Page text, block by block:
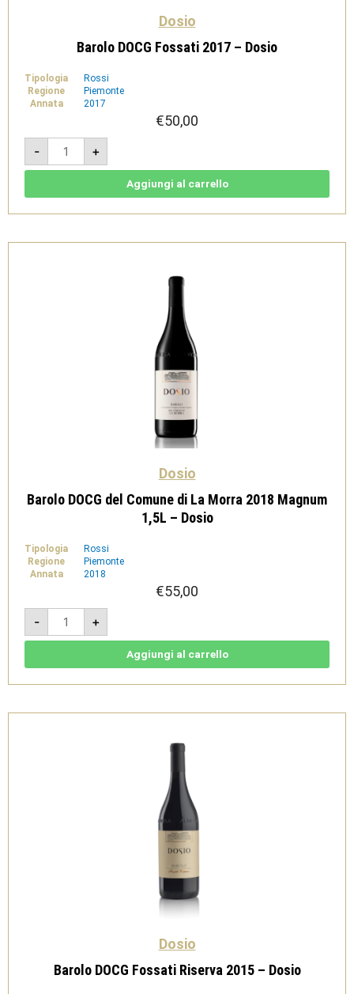
Dosio
Barolo DOCG Fossati 2017 – Dosio
Tipologia
Rossi
Regione
Piemonte
Annata
2017
€50,00
-
Barolo
DOCG
Fossati
2017
+
Aggiungi al carrello
Dosio
Barolo DOCG del Comune di La Morra 2018 Magnum
1,5L – Dosio
Tipologia
Rossi
Regione
Piemonte
Annata
2018
€55,00
-
Barolo
DOCG
del
Comune
2018
-
+
Aggiungi al carrello
Dosio
Barolo DOCG Fossati Riserva 2015 – Dosio